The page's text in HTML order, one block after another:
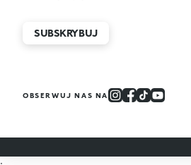
SUBSKRYBUJ
OBSERWUJ NAS NA